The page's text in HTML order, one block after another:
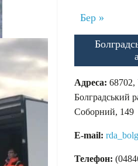
Бер »
Адреса: 68702,
Болградський
Соборний, 149
E-mail:
Телефон: